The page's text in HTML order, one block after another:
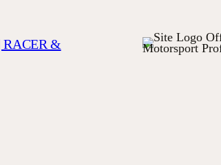
RACER &
Motorsport